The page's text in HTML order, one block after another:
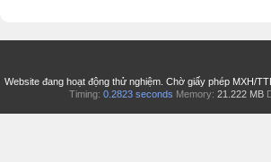
Website đang hoạt động thử nghiệm. Chờ giấy phép MXH/
Timing: 0.2823 seconds Memory: 21.222 MB